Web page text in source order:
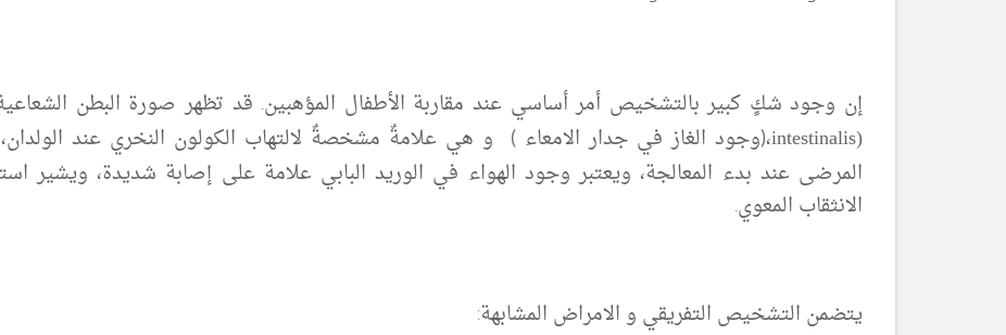
إن وجود شكٍ كبير بالتشخيص أمر أساسي عند مقاربة الأطفال المؤهبين. قد تظهر صورة البطن الشعاعية
intestinalis)
المرضى عند بدء المعالجة، ويعتبر وجود الهواء في الوريد البابي علامة على إصابة شديدة، ويشير
الانثقاب المعوي.
يتضمن التشخيص التفريقي و الامراض المشابهة: